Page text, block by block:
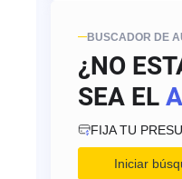
BUSCADOR DE
¿NO
SEA EL
FIJA TU
Iniciar